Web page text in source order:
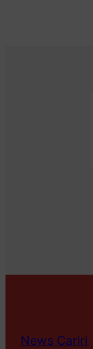
News Cariri